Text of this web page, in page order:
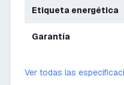
Etiqueta energética
Garantía
Ver todas las